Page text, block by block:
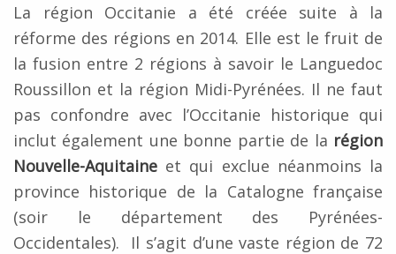
La région Occitanie a été créée suite à la
réforme des régions en 2014. Elle est le fruit de
la fusion entre 2 régions à savoir le Languedoc
Roussillon et la région Midi-Pyrénées. Il ne faut
pas confondre avec l’Occitanie historique qui
inclut également une bonne partie de la région
Nouvelle-Aquitaine et qui exclue néanmoins la
province historique de la Catalogne française
(soir le département des Pyrénées-
Occidentales). Il s’agit d’une vaste région de 72